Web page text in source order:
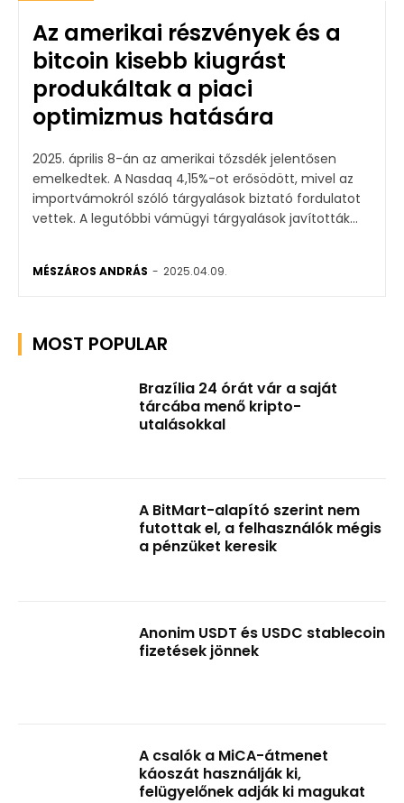
Az amerikai részvények és a
bitcoin kisebb kiugrást
produkáltak a piaci
optimizmus hatására
2025. április 8-án az amerikai tőzsdék jelentősen
emelkedtek. A Nasdaq 4,15%-ot erősödött, mivel az
importvámokról szóló tárgyalások biztató fordulatot
vettek. A legutóbbi vámügyi tárgyalások javították...
MÉSZÁROS ANDRÁS - 2025.04.09.
MOST POPULAR
Brazília 24 órát vár a saját
tárcába menő kripto-
utalásokkal
A BitMart-alapító szerint nem
futottak el, a felhasználók mégis
a pénzüket keresik
Anonim USDT és USDC stablecoin
fizetések jönnek
A csalók a MiCA-átmenet
káoszát használják ki,
felügyelőnek adják ki magukat